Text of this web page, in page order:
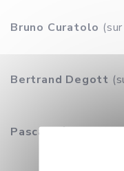
Bruno Curatolo
Bertrand Degott
Pascal Lécroart